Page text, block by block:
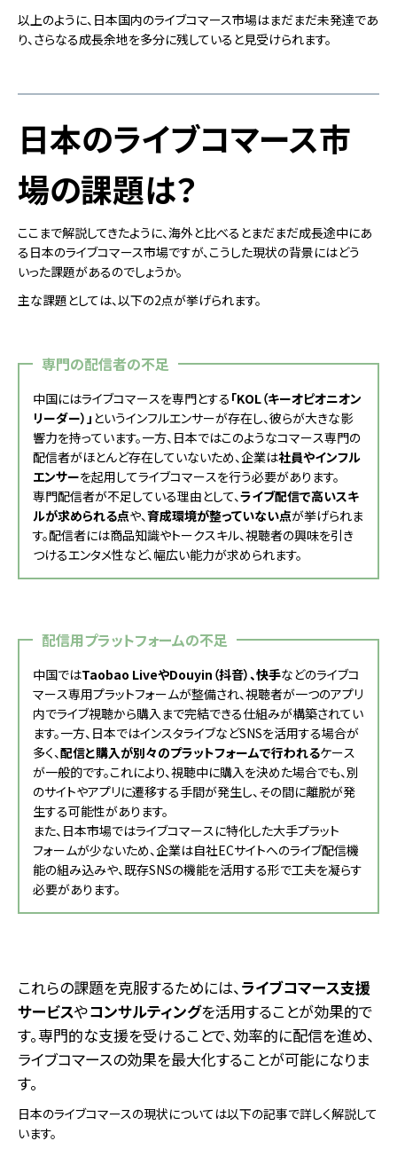
以上のように、日本国内のライブコマース市場はまだまだ未発達であ
り、さらなる成長余地を多分に残していると見受けられます。
日本のライブコマース市
場の課題は？
ここまで解説してきたように、海外と比べるとまだまだ成長途中にあ
る日本のライブコマース市場ですが、こうした現状の背景にはどう
いった課題があるのでしょうか。
主な課題としては、以下の2点が挙げられます。
専門の配信者の不足
中国にはライブコマースを専門とする 「KOL（キーオピオニオン
リーダー）」 というインフルエンサーが存在し、彼らが大きな影
響力を持っています。一方、日本ではこのようなコマース専門の
配信者がほとんど存在していないため、企業は社員やインフル
エンサーを起用してライブコマースを行う必要があります。
専門配信者が不足している理由として、ライブ配信で高いスキ
ルが求められる点や、育成環境が整っていない点が挙げられま
す。配信者には商品知識やトークスキル、視聴者の興味を引き
つけるエンタメ性など、幅広い能力が求められます。
配信用プラットフォームの不足
中国ではTaobao LiveやDouyin（抖音）、快手などのライブコ
マース専用プラットフォームが整備され、視聴者が一つのアプリ
内でライブ視聴から購入まで完結できる仕組みが構築されてい
ます。一方、日本ではインスタライブなどSNSを活用する場合が
多く、配信と購入が別々のプラットフォームで行われるケース
が一般的です。これにより、視聴中に購入を決めた場合でも、別
のサイトやアプリに遷移する手間が発生し、その間に離脱が発
生する可能性があります。
また、日本市場ではライブコマースに特化した大手プラット
フォームが少ないため、企業は自社ECサイトへのライブ配信機
能の組み込みや、既存SNSの機能を活用する形で工夫を凝らす
必要があります。
これらの課題を克服するためには、 ライブコマース支援
サービスやコンサルティングを活用することが効果的で
す。専門的な支援を受けることで、効率的に配信を進め、
ライブコマースの効果を最大化することが可能になりま
す。
日本のライブコマースの現状については以下の記事で詳しく解説して
います。